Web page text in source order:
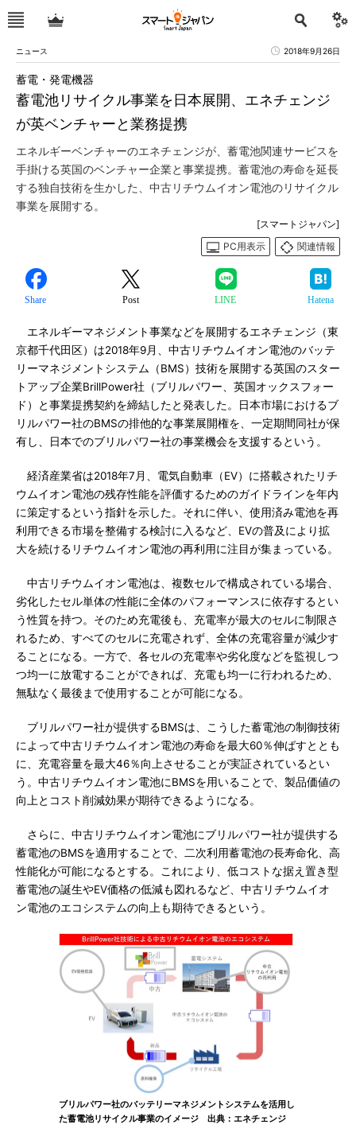
ニュース 2018年9月26日
蓄電池リサイクル事業を日本展開、エネチェンジ
が英ベンチャーと業務提携
蓄電・発電機器
エネルギーベンチャーのエネチェンジが、蓄電池関連サービスを
手掛ける英国のベンチャー企業と事業提携。蓄電池の寿命を延長
する独自技術を生かした、中古リチウムイオン電池のリサイクル
事業を展開する。
[スマートジャパン]
PC用表示
関連情報
Share Post LINE Hatena
エネルギーマネジメント事業などを展開するエネチェンジ（東
京都千代田区）は2018年9月、中古リチウムイオン電池のバッテ
リーマネジメントシステム（BMS）技術を展開する英国のスター
トアップ企業BrillPower社（ブリルパワー、英国オックスフォー
ド）と事業提携契約を締結したと発表した。日本市場におけるブ
リルパワー社のBMSの排他的な事業展開権を、一定期間同社が保
有し、日本でのブリルパワー社の事業機会を支援するという。
経済産業省は2018年7月、電気自動車（EV）に搭載されたリチ
ウムイオン電池の残存性能を評価するためのガイドラインを年内
に策定するという指針を示した。それに伴い、使用済み電池を再
利用できる市場を整備する検討に入るなど、EVの普及により拡
大を続けるリチウムイオン電池の再利用に注目が集まっている。
中古リチウムイオン電池は、複数セルで構成されている場合、
劣化したセル単体の性能に全体のパフォーマンスに依存するとい
う性質を持つ。そのため充電後も、充電率が最大のセルに制限さ
れるため、すべてのセルに充電されず、全体の充電容量が減少す
ることになる。一方で、各セルの充電率や劣化度などを監視しつ
つ均一に放電することができれば、充電も均一に行われるため、
無駄なく最後まで使用することが可能になる。
ブリルパワー社が提供するBMSは、こうした蓄電池の制御技術
によって中古リチウムイオン電池の寿命を最大60％伸ばすととも
に、充電容量を最大46％向上させることが実証されているとい
う。中古リチウムイオン電池にBMSを用いることで、製品価値の
向上とコスト削減効果が期待できるようになる。
さらに、中古リチウムイオン電池にブリルパワー社が提供する
蓄電池のBMSを適用することで、二次利用蓄電池の長寿命化、高
性能化が可能になるとする。これにより、低コストな据え置き型
蓄電池の誕生やEV価格の低減も図れるなど、中古リチウムイオ
ン電池のエコシステムの向上も期待できるという。
ブリルパワー社のバッテリーマネジメントシステムを活用し
た蓄電池リサイクル事業のイメージ 出典：エネチェンジ